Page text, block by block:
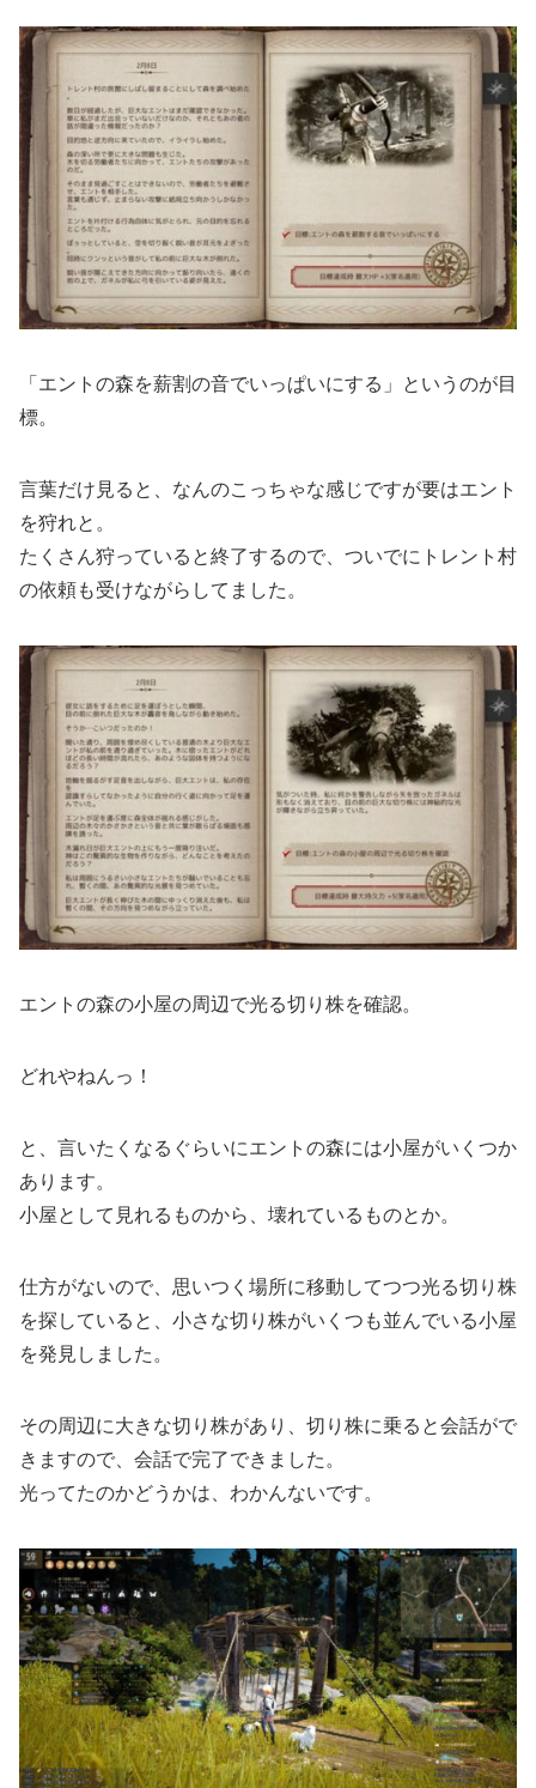
「エントの森を薪割の音でいっぱいにする」というのが目
標。
言葉だけ見ると、なんのこっちゃな感じですが要はエント
を狩れと。
たくさん狩っていると終了するので、ついでにトレント村
の依頼も受けながらしてました。
エントの森の小屋の周辺で光る切り株を確認。
どれやねんっ！
と、言いたくなるぐらいにエントの森には小屋がいくつか
あります。
小屋として見れるものから、壊れているものとか。
仕方がないので、思いつく場所に移動してつつ光る切り株
を探していると、小さな切り株がいくつも並んでいる小屋
を発見しました。
その周辺に大きな切り株があり、切り株に乗ると会話がで
きますので、会話で完了できました。
光ってたのかどうかは、わかんないです。